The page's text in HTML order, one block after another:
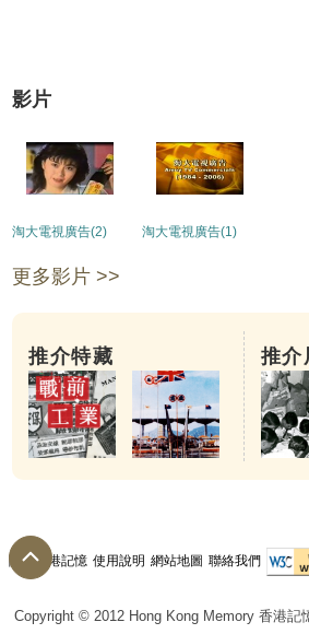
影片
淘大電視廣告(2) 淘大電視廣告(1)
更多影片 >>
推介特藏 推介
關於香港記憶 使用說明 網站地圖 聯絡我們
Copyright © 2012 Hong Kong Memory 香港記